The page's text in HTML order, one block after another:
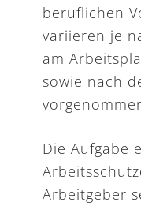
die
in
Bereichen
beruflichen
variieren je
am
sowie nach
Die Aufgabe
Arbeitgeber